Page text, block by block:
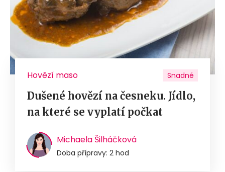
Hovězí maso Snadné
Dušené hovězí na česneku. Jídlo,
na které se vyplatí počkat
Michaela Šilháčková
Doba přípravy: 2 hod